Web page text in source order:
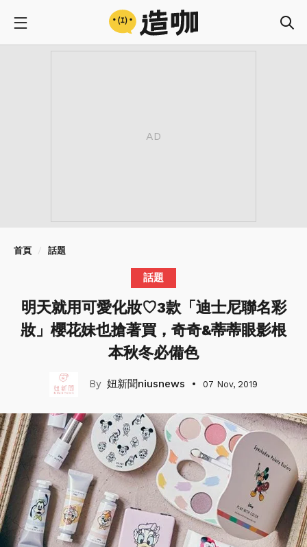
首頁 話題
話題
明天就用可愛化妝♡3款「迪士尼聯名彩
妝」櫻花妹也搶著買，奇奇&蒂蒂眼影根
本秋冬必備色
妞新聞niusnews 07 Nov, 2019